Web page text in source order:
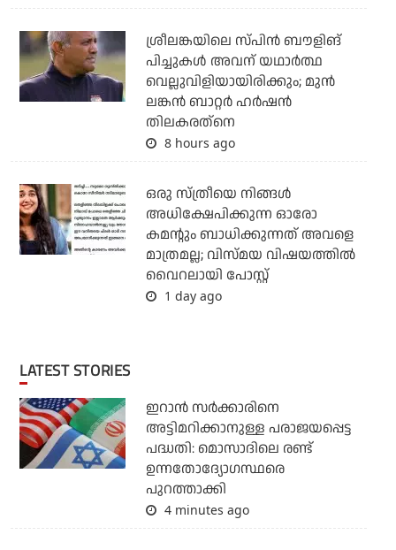
ശ്രീലങ്കയിലെ സ്പിന്‍ ബൗളിങ്
പിച്ചുകള്‍ അവന് യഥാര്‍ത്ഥ
വെല്ലുവിളിയായിരിക്കും; മുന്‍
ലങ്കന്‍ ബാറ്റര്‍ ഹര്‍ഷന്‍
തിലകരത്‌നെ
8 hours ago
ഒരു സ്ത്രീയെ നിങ്ങള്‍
അധിക്ഷേപിക്കുന്ന ഓരോ
കമന്റും ബാധിക്കുന്നത് അവളെ
മാത്രമല്ല; വിസ്മയ വിഷയത്തില്‍
വൈറലായി പോസ്റ്റ്
1 day ago
LATEST STORIES
ഇറാന്‍ സര്‍ക്കാരിനെ
അട്ടിമറിക്കാനുള്ള പരാജയപ്പെട്ട
പദ്ധതി: മൊസാദിലെ രണ്ട്
ഉന്നതോദ്യോഗസ്ഥരെ
പുറത്താക്കി
4 minutes ago